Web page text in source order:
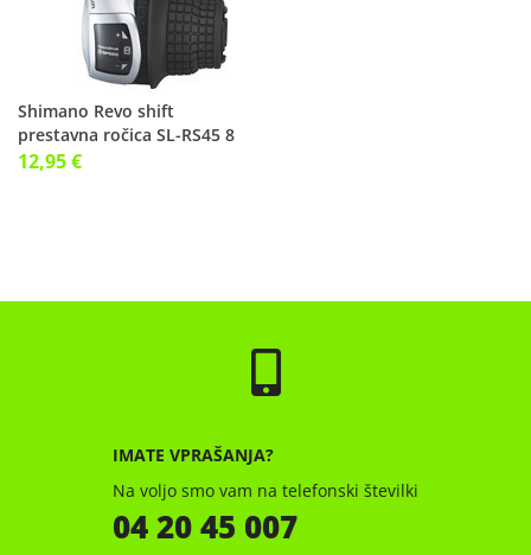
Shimano Revo shift
prestavna ročica SL-RS45 8
prestav
12,95 €
IMATE VPRAŠANJA?
Na voljo smo vam na telefonski številki
04 20 45 007